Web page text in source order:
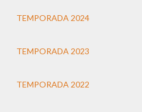
TEMPORADA 2024
TEMPORADA 2023
TEMPORADA 2022